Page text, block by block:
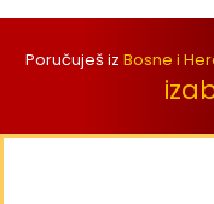
Poručuješ iz Bosne i